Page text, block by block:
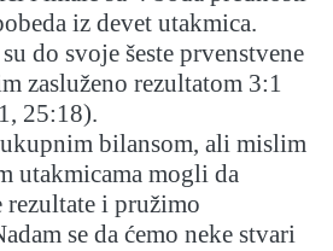
iz devet utakmica.
do svoje šeste prvenstvene
zasluženo rezultatom 3:1
25:18).
bilansom, ali mislim
utakmicama mogli da
i pružimo
se da ćemo neke stvari